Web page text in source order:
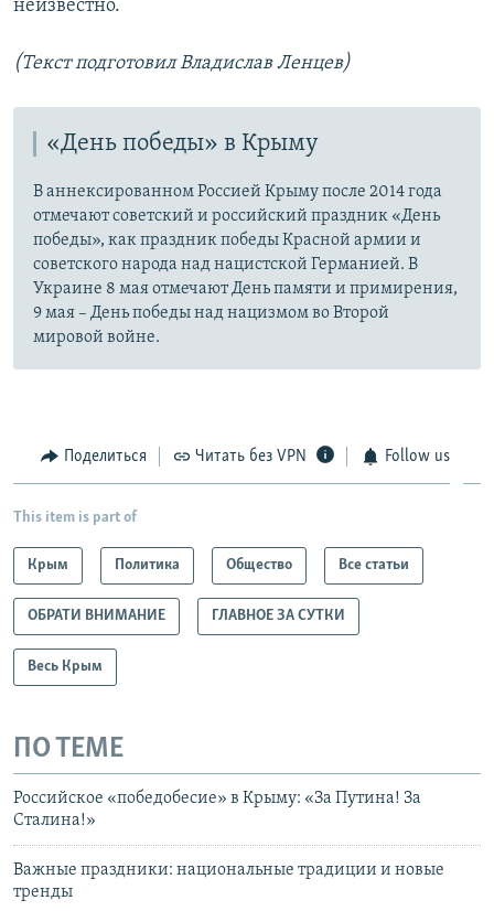
неизвестно.
(Текст подготовил Владислав Ленцев)
«День победы» в Крыму
В аннексированном Россией Крыму после 2014 года
отмечают советский и российский праздник «День
победы», как праздник победы Красной армии и
советского народа над нацистской Германией. В
Украине 8 мая отмечают День памяти и примирения,
9 мая – День победы над нацизмом во Второй
мировой войне.
Поделиться Читать без VPN Follow us
This item is part of
Крым Политика Общество Все статьи
ОБРАТИ ВНИМАНИЕ ГЛАВНОЕ ЗА СУТКИ
Весь Крым
ПО ТЕМЕ
Российское «победобесие» в Крыму: «За Путина! За
Сталина!»
Важные праздники: национальные традиции и новые
тренды